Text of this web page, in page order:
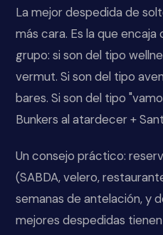
La mejor despedida de
más cara. Es la que
grupo: si son del tipo
vermut. Si son del tipo
bares. Si son del tipo
Bunkers al atardecer +
Un consejo práctico:
(SABDA, velero,
semanas de antelación, y
mejores despedidas